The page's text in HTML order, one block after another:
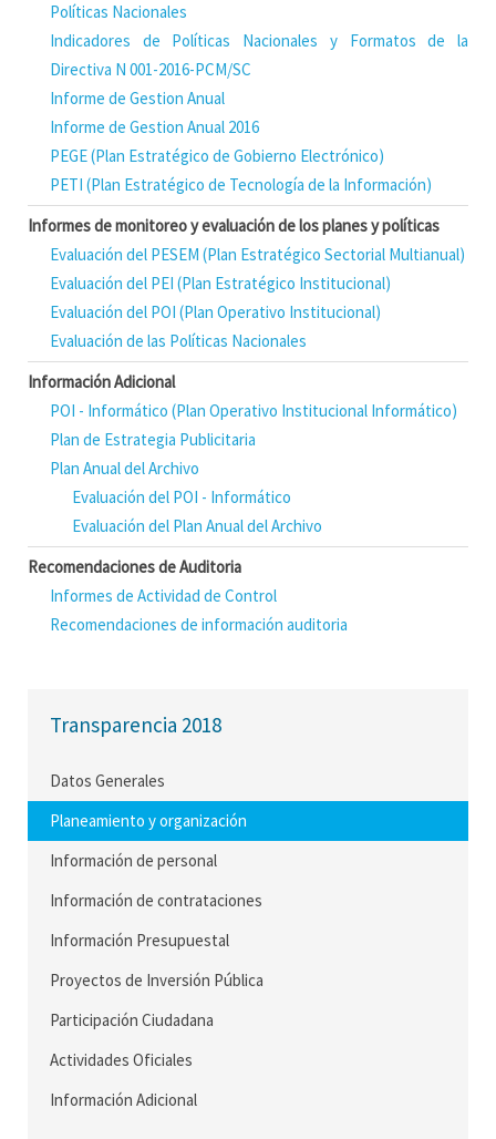
Políticas Nacionales
Indicadores de Políticas Nacionales y Formatos de la
Directiva N 001-2016-PCM/SC
Informe de Gestion Anual
Informe de Gestion Anual 2016
PEGE (Plan Estratégico de Gobierno Electrónico)
PETI (Plan Estratégico de Tecnología de la Información)
Informes de monitoreo y evaluación de los planes y políticas
Evaluación del PESEM (Plan Estratégico Sectorial Multianual)
Evaluación del PEI (Plan Estratégico Institucional)
Evaluación del POI (Plan Operativo Institucional)
Evaluación de las Políticas Nacionales
Información Adicional
POI - Informático (Plan Operativo Institucional Informático)
Plan de Estrategia Publicitaria
Plan Anual del Archivo
Evaluación del POI - Informático
Evaluación del Plan Anual del Archivo
Recomendaciones de Auditoria
Informes de Actividad de Control
Recomendaciones de información auditoria
Transparencia 2018
Datos Generales
Planeamiento y organización
Información de personal
Información de contrataciones
Información Presupuestal
Proyectos de Inversión Pública
Participación Ciudadana
Actividades Oficiales
Información Adicional